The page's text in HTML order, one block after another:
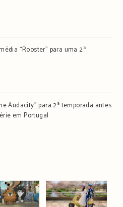
“Rooster” para uma 2ª
Audacity” para 2ª temporada antes
em Portugal